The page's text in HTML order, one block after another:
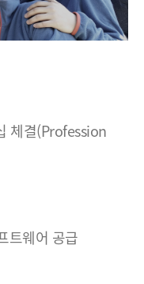
체결(Profession
트웨어 공급